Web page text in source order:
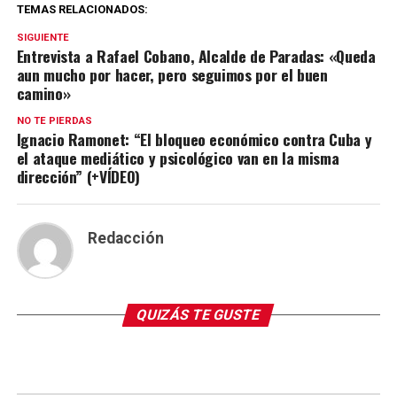
TEMAS RELACIONADOS:
SIGUIENTE
Entrevista a Rafael Cobano, Alcalde de Paradas: «Queda
aun mucho por hacer, pero seguimos por el buen
camino»
NO TE PIERDAS
Ignacio Ramonet: “El bloqueo económico contra Cuba y
el ataque mediático y psicológico van en la misma
dirección” (+VÍDEO)
Redacción
QUIZÁS TE GUSTE